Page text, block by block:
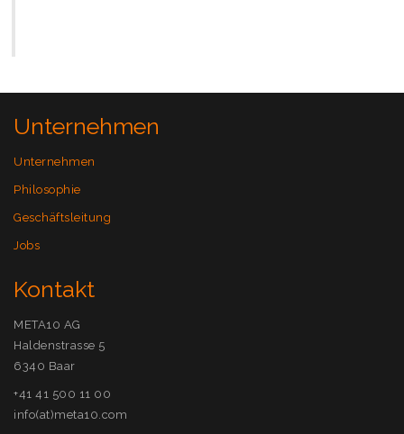
Unternehmen
Unternehmen
Philosophie
Geschäftsleitung
Jobs
Kontakt
META10 AG
Haldenstrasse 5
6340 Baar
+41 41 500 11 00
info(at)meta10.com